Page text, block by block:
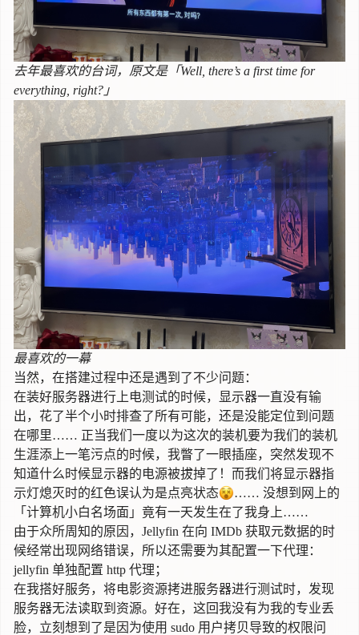
去年最喜欢的台词，原文是「Well, there’s a first time for
everything, right?」
最喜欢的一幕
当然，在搭建过程中还是遇到了不少问题：
在装好服务器进行上电测试的时候，显示器一直没有输
出，花了半个小时排查了所有可能，还是没能定位到问题
在哪里…… 正当我们一度以为这次的装机要为我们的装机
生涯添上一笔污点的时候，我瞥了一眼插座，突然发现不
知道什么时候显示器的电源被拔掉了！而我们将显示器指
示灯熄灭时的红色误认为是点亮状态😵…… 没想到网上的
「计算机小白名场面」竟有一天发生在了我身上……
由于众所周知的原因，Jellyfin 在向 IMDb 获取元数据的时
候经常出现网络错误，所以还需要为其配置一下代理：
jellyfin 单独配置 http 代理 ；
在我搭好服务，将电影资源拷进服务器进行测试时，发现
服务器无法读取到资源。好在，这回我没有为我的专业丢
脸，立刻想到了是因为使用 sudo 用户拷贝导致的权限问